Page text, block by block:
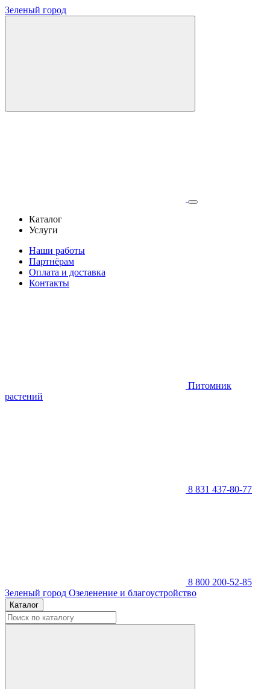
Зеленый город
Каталог
Услуги
Наши работы
Партнёрам
Оплата и доставка
Контакты
Питомник
растений
8 831 437-80-77
8 800 200-52-85
Зеленый город Озеленение и благоустройство
Каталог